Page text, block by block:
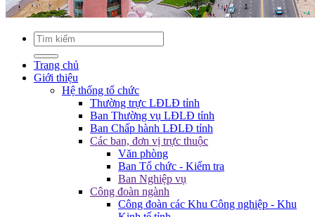
Trang chủ
Giới thiệu
Hệ thống tổ chức
Thường trực LĐLĐ tỉnh
Ban Thường vụ LĐLĐ tỉnh
Ban Chấp hành LĐLĐ tỉnh
Các ban, đơn vị trực thuộc
Văn phòng
Ban Tổ chức - Kiểm tra
Ban Nghiệp vụ
Công đoàn ngành
Công đoàn các Khu Công nghiệp - Khu